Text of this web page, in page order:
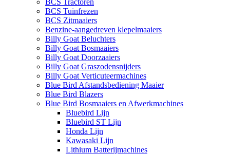
BCS Tuinfrezen
BCS Zitmaaiers
Benzine-aangedreven klepelmaaiers
Billy Goat Beluchters
Billy Goat Bosmaaiers
Billy Goat Doorzaaiers
Billy Goat Graszodensnijders
Billy Goat Verticuteermachines
Blue Bird Afstandsbediening Maaier
Blue Bird Blazers
Blue Bird Bosmaaiers en Afwerkmachines
Bluebird Lijn
Bluebird ST Lijn
Honda Lijn
Kawasaki Lijn
Lithium Batterijmachines